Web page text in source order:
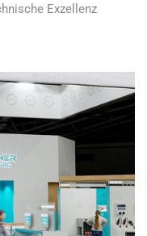
Exzellenz